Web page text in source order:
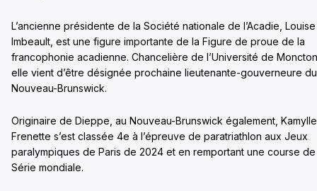
L’ancienne présidente de la Société nationale de l’Acadie, Louise
Imbeault, est une figure importante de la Figure de proue de la
francophonie acadienne. Chancelière de l’Université de
elle vient d’être désignée prochaine lieutenante-gouverneure du
Nouveau-Brunswick.
Originaire de Dieppe, au Nouveau-Brunswick également, Kamylle
Frenette s’est classée 4e à l’épreuve de paratriathlon aux Jeux
paralympiques de Paris de 2024 et en remportant une course de
Série mondiale.